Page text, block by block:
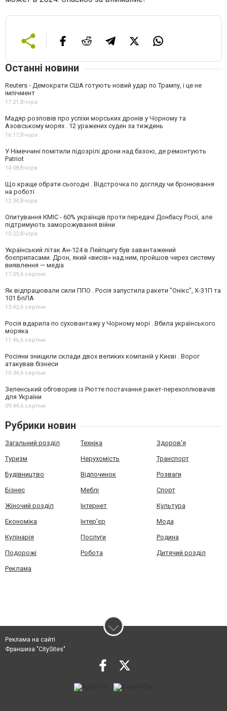
Останні новини
Reuters - Демократи США готують новий удар по Трампу, і це не
імпічмент
17:21, Вчора
Мадяр розповів про успіхи морських дронів у Чорному та
Азовському морях . 12 уражених суден за тиждень
16:17, Вчора
У Німеччині помітили підозрілі дрони над базою, де ремонтують
Patriot
14:08, Вчора
Що краще обрати сьогодні . Відстрочка по догляду чи бронювання
на роботі
12:34, Вчора
Опитування КМІС - 60% українців проти передачі Донбасу Росії, але
підтримують заморожування війни
10:22, Вчора
Український літак Ан-124 в Лейпцигу був завантажений
боєприпасами. Дрон, який «висів» над ним, пройшов через систему
виявлення — медіа
17:09,6 серпня
Як відпрацювали сили ППО . Росія запустила ракети "Онікс", Х-31П та
101 БпЛА
13:42,6 серпня
Росія вдарила по суховантажу у Чорному морі . Вбила українського
моряка
11:46,6 серпня
Росіяни знищили склади двох великих компаній у Києві . Ворог
атакував бізнеси
10:34,6 серпня
Зеленський обговорив із Рютте постачання ракет-перехоплювачів
для України
09:44,6 серпня
Рубрики новин
Загальний розділ Техніка Здоров'я
Туризм Нерухомість Транспорт
Будівництво Відпочинок Розваги
Бізнес Меблі Спорт
Жіночий розділ Інтернет Культура
Економіка Інтер'єр Мода
Кулінарія Послуги Родина
Подорожі Робота Дитячий розділ
Реклама
Реклама на сайті
Франшиза "CitySites"